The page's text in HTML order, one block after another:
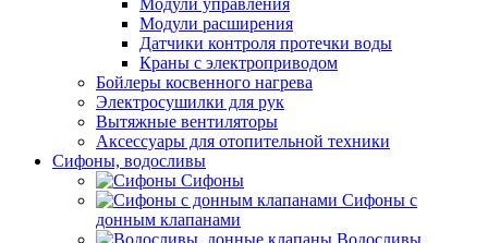
Модули управления
Модули расширения
Датчики контроля протечки воды
Краны с электроприводом
Бойлеры косвенного нагрева
Электросушилки для рук
Вытяжные вентиляторы
Аксессуары для отопительной техники
Сифоны, водосливы
Сифоны
Сифоны с
донным клапанами
Водосливы,